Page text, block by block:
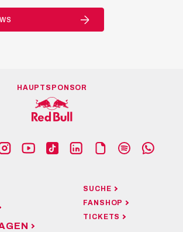
HAUPTSPONSOR
SUCHE
FANSHOP
TICKETS